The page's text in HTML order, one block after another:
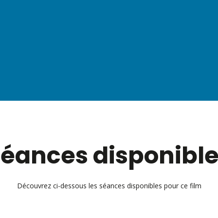
Découvrez ci-dessous les séances disponibles pour ce film